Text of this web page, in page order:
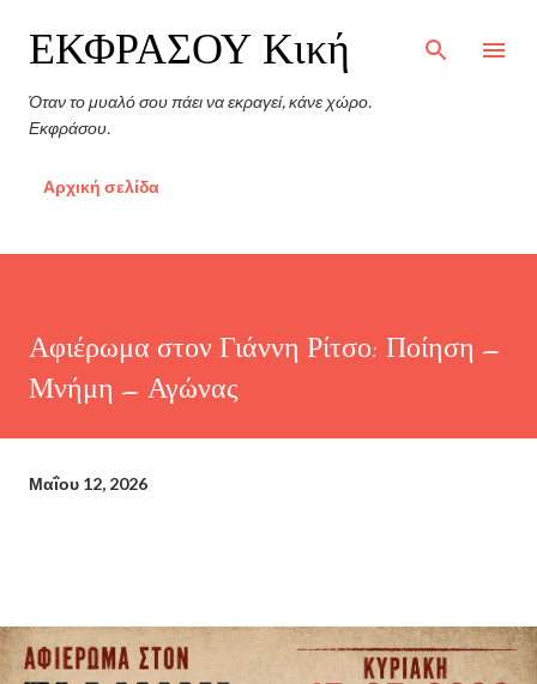
Μετάβαση στο κύριο περιεχόμενο
ΕΚΦΡΑΣΟΥ Κική
Όταν το μυαλό σου πάει να εκραγεί, κάνε χώρο.
Εκφράσου.
Αρχική σελίδα
Αφιέρωμα στον Γιάννη Ρίτσο: Ποίηση –
Μνήμη – Αγώνας
Μαΐου 12, 2026